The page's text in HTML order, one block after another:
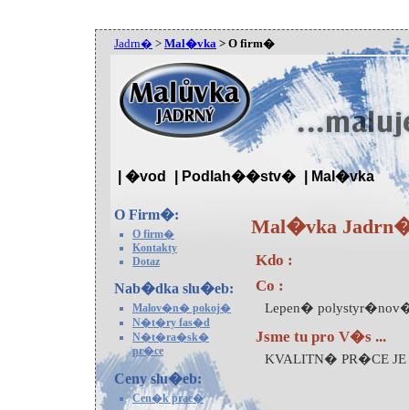
Jadrn� > Mal�vka > O firm�
| �vod | Podlah��stv� | Mal�vka
O Firm�:
O firm�
Kontakty
Dotaz
Nab�dka slu�eb:
Malov�n� pokoj�
N�t�ry fas�d
N�t�ra�sk�
pr�ce
Ceny slu�eb:
Cen�k prac�
Mal�vka
Kdo :
Co :
Lepen�
Jsme tu pro V�s ...
KVALITN� PR�CE JE